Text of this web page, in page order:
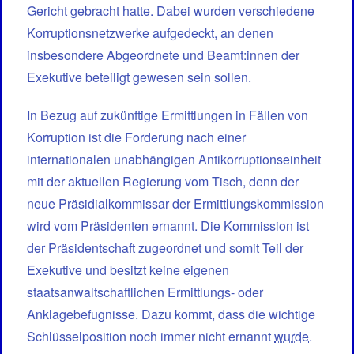
Gericht gebracht hatte. Dabei wurden verschiedene
Korruptionsnetzwerke aufgedeckt, an denen
insbesondere Abgeordnete und Beamt:innen der
Exekutive beteiligt gewesen sein sollen.
In Bezug auf zukünftige Ermittlungen in Fällen von
Korruption ist die Forderung nach einer
internationalen unabhängigen Antikorruptionseinheit
mit der aktuellen Regierung vom Tisch, denn der
neue Präsidialkommissar der Ermittlungskommission
wird vom Präsidenten ernannt. Die Kommission ist
der Präsidentschaft zugeordnet und somit Teil der
Exekutive und besitzt keine eigenen
staatsanwaltschaftlichen Ermittlungs- oder
Anklagebefugnisse. Dazu kommt, dass die wichtige
Schlüsselposition noch immer nicht ernanntwurde.